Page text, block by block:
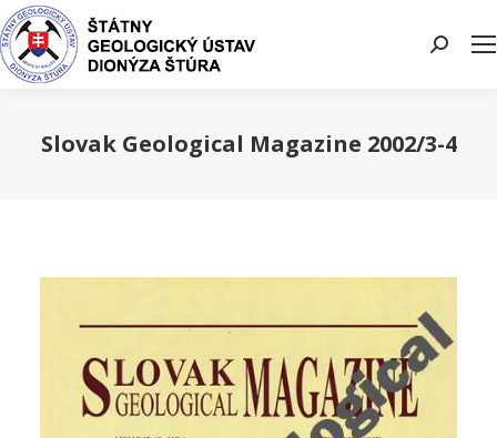
Search:
Slovak Geological Magazine 2002/3-4